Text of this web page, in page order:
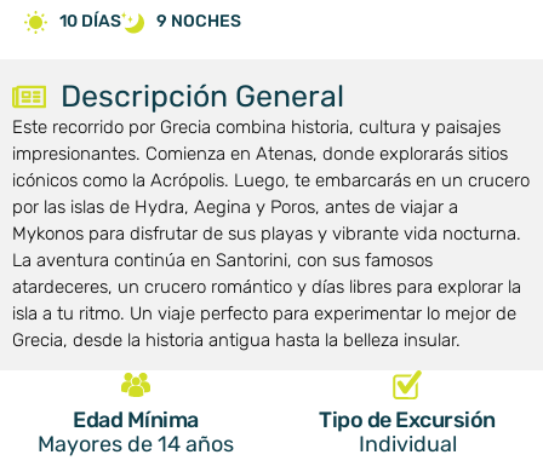
10 DÍAS 9 NOCHES
Descripción General
Este recorrido por Grecia combina historia, cultura y paisajes
impresionantes. Comienza en Atenas, donde explorarás sitios
icónicos como la Acrópolis. Luego, te embarcarás en un crucero
por las islas de Hydra, Aegina y Poros, antes de viajar a
Mykonos para disfrutar de sus playas y vibrante vida nocturna.
La aventura continúa en Santorini, con sus famosos
atardeceres, un crucero romántico y días libres para explorar la
isla a tu ritmo. Un viaje perfecto para experimentar lo mejor de
Grecia, desde la historia antigua hasta la belleza insular.
Edad Mínima
Mayores de 14 años
Tipo de Excursión
Individual